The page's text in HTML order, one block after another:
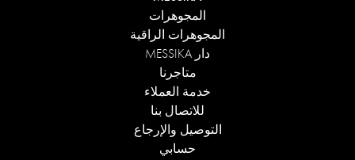
المجوهرات
المجوهرات الراقية
دار MESSIKA
متاجرنا
خدمة العملاء
للاتصال بنا
التوصيل والإرجاع
حسابي